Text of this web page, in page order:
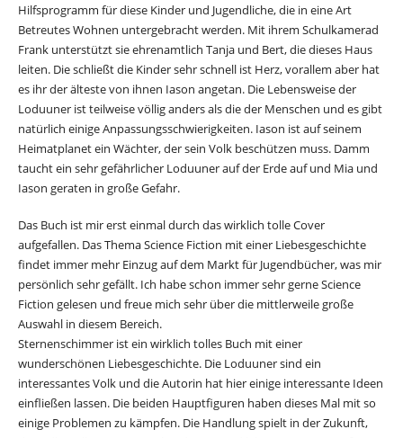
Hilfsprogramm für diese Kinder und Jugendliche, die in eine Art
Betreutes Wohnen untergebracht werden. Mit ihrem Schulkamerad
Frank unterstützt sie ehrenamtlich Tanja und Bert, die dieses Haus
leiten. Die schließt die Kinder sehr schnell ist Herz, vorallem aber hat
es ihr der älteste von ihnen Iason angetan. Die Lebensweise der
Loduuner ist teilweise völlig anders als die der Menschen und es gibt
natürlich einige Anpassungsschwierigkeiten. Iason ist auf seinem
Heimatplanet ein Wächter, der sein Volk beschützen muss. Damm
taucht ein sehr gefährlicher Loduuner auf der Erde auf und Mia und
Iason geraten in große Gefahr.
Das Buch ist mir erst einmal durch das wirklich tolle Cover
aufgefallen. Das Thema Science Fiction mit einer Liebesgeschichte
findet immer mehr Einzug auf dem Markt für Jugendbücher, was mir
persönlich sehr gefällt. Ich habe schon immer sehr gerne Science
Fiction gelesen und freue mich sehr über die mittlerweile große
Auswahl in diesem Bereich.
Sternenschimmer ist ein wirklich tolles Buch mit einer
wunderschönen Liebesgeschichte. Die Loduuner sind ein
interessantes Volk und die Autorin hat hier einige interessante Ideen
einfließen lassen. Die beiden Hauptfiguren haben dieses Mal mit so
einige Problemen zu kämpfen. Die Handlung spielt in der Zukunft,